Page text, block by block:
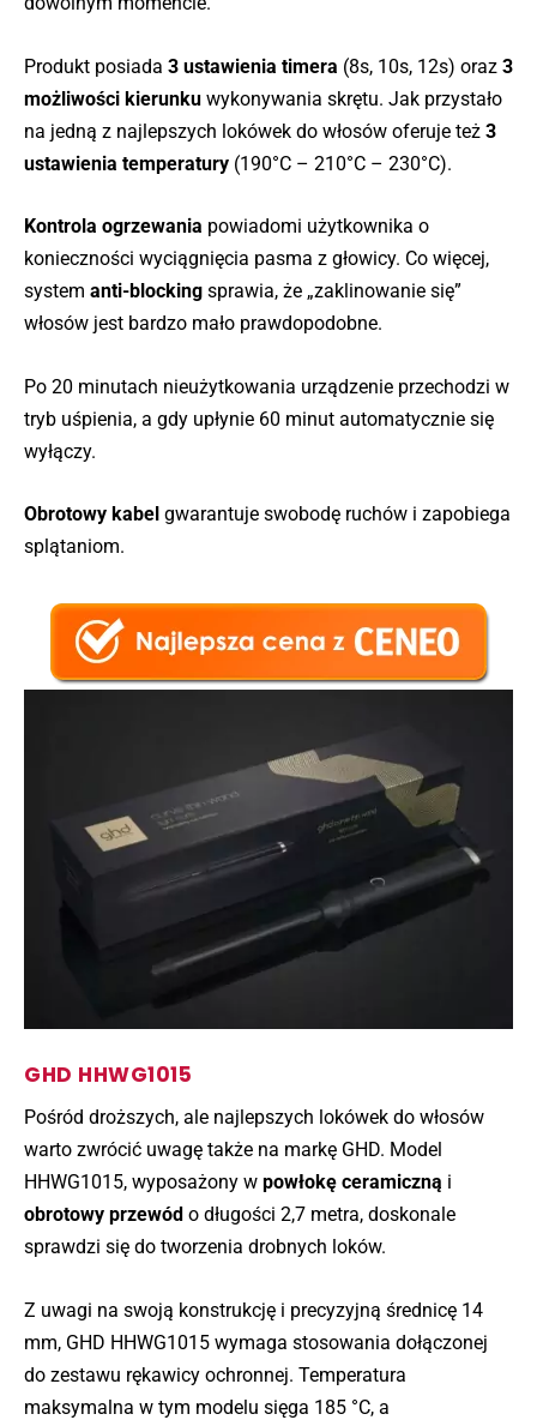
Produkt posiada 3 ustawienia timera (8s, 10s, 12s) oraz 3
możliwości kierunku wykonywania skrętu. Jak przystało
na jedną z najlepszych lokówek do włosów oferuje też 3
ustawienia temperatury (190°C – 210°C – 230°C).
Kontrola ogrzewania powiadomi użytkownika o
konieczności wyciągnięcia pasma z głowicy. Co więcej,
system anti-blocking sprawia, że „zaklinowanie się”
włosów jest bardzo mało prawdopodobne.
Po 20 minutach nieużytkowania urządzenie przechodzi w
tryb uśpienia, a gdy upłynie 60 minut automatycznie się
wyłączy.
Obrotowy kabel gwarantuje swobodę ruchów i zapobiega
splątaniom.
GHD HHWG1015
Pośród droższych, ale najlepszych lokówek do włosów
warto zwrócić uwagę także na markę GHD. Model
HHWG1015, wyposażony w powłokę ceramiczną i
obrotowy przewód o długości 2,7 metra, doskonale
sprawdzi się do tworzenia drobnych loków.
Z uwagi na swoją konstrukcję i precyzyjną średnicę 14
mm, GHD HHWG1015 wymaga stosowania dołączonej
do zestawu rękawicy ochronnej. Temperatura
maksymalna w tym modelu sięga 185 °C, a